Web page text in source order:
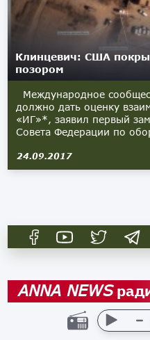
Клинцевич: США
позором
Международное
должно дать оценку
«ИГ»*, заявил первый
Совета Федерации по
24.09.2017
ANNA NEWS